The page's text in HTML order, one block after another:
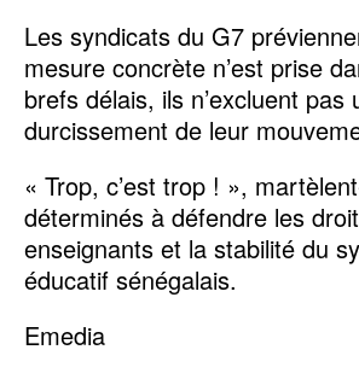
Les syndicats du G7
mesure concrète n’est prise
brefs délais, ils n’excluent pas
durcissement de leur
« Trop, c’est trop ! »,
déterminés à défendre les
enseignants et la stabilité du
éducatif sénégalais.
Emedia